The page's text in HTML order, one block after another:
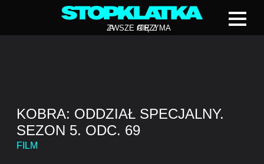
ZAWSZE CIĘ Z
ATRZYMA
KOBRA: ODDZIAŁ SPECJALNY.
SEZON 5. ODC. 69
FILM